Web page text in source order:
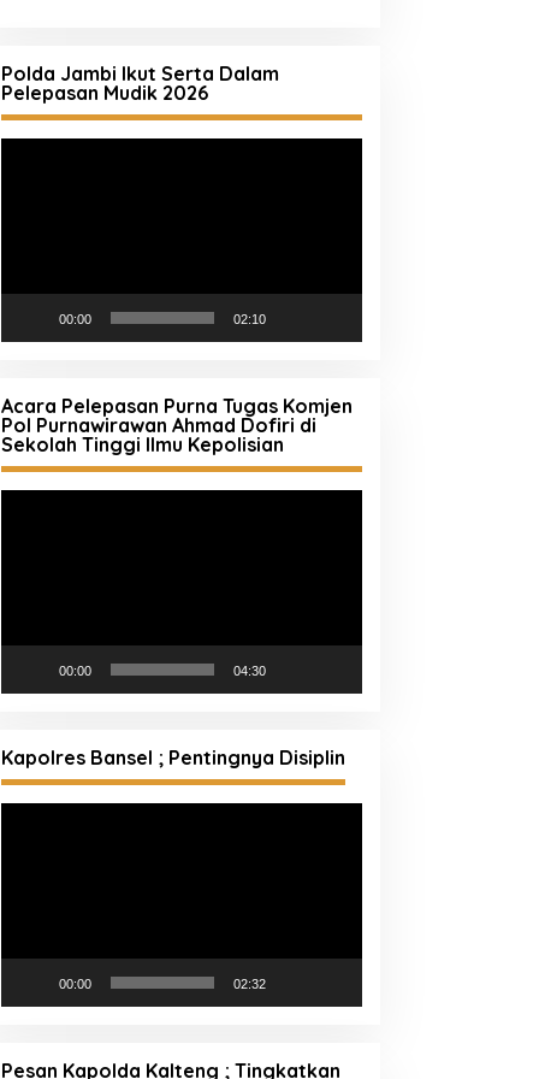
Polda Jambi Ikut Serta Dalam
Pelepasan Mudik 2026
00:00 02:10
Acara Pelepasan Purna Tugas Komjen
Pol Purnawirawan Ahmad Dofiri di
Sekolah Tinggi Ilmu Kepolisian
00:00 04:30
Kapolres Bansel ; Pentingnya Disiplin
00:00 02:32
Pesan Kapolda Kalteng ; Tingkatkan